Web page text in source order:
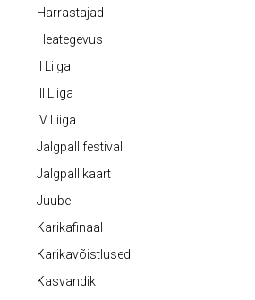
Harrastajad
Heategevus
II Liiga
III Liiga
IV Liiga
Jalgpallifestival
Jalgpallikaart
Juubel
Karikafinaal
Karikavõistlused
Kasvandik